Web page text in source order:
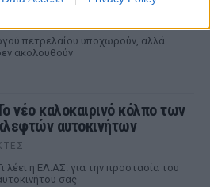
πετρελαίου υποχωρούν, αλλά
ακολουθούν
νέο καλοκαιρινό κόλπο των
αυτοκινήτων
λέει η ΕΛ.ΑΣ. για την προστασία του
σας